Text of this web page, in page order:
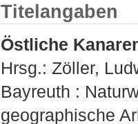
Titelangaben
Östliche
Hrsg.: Zöller,
Bayreuth :
geographische